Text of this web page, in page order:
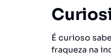
É curioso
fraqueza na